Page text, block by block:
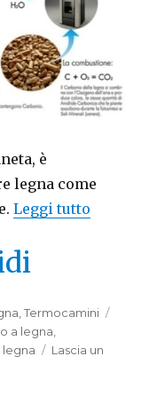
è
legna come
Leggi tutto
,Termocamini
a legna,
legna
Lascia un